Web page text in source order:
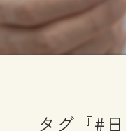
タグ『#